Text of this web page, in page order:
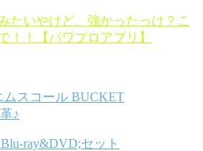
たいやけど、強かったっけ？こ
！！【パワプロアプリ】
スコール BUCKET
♪
ray&DVD;セット